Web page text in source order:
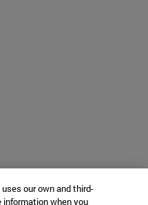
our own and third-
when you